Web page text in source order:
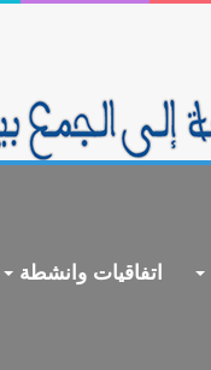
اتفاقيات وانشطة